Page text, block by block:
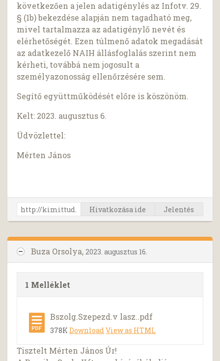
következően a jelen adatigénylés az Infotv. 29.
§ (1b) bekezdése alapján nem tagadható meg,
mivel tartalmazza az adatigénylő nevét és
elérhetőségét. Ezen túlmenő adatok megadását
az adatkezelő NAIH állásfoglalás szerint nem
kérheti, továbbá nem jogosult a
személyazonosság ellenőrzésére sem.
Segítő együttműködését előre is köszönöm.
Kelt: 2023. augusztus 6.
Üdvözlettel:
Mérten János
Hivatkozása ide Jelentés
Buza Orsolya, 2023. augusztus 16.
1 Melléklet
Bszolg.Szepezd.v lasz..pdf
378KDownloadView as HTML
Tisztelt Mérten János Úr!